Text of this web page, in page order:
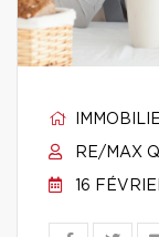
RE/MAX
16